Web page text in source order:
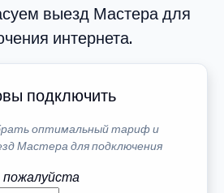
выезд Мастера для
интернета.
подключить
оптимальный тариф и
Мастера для подключения